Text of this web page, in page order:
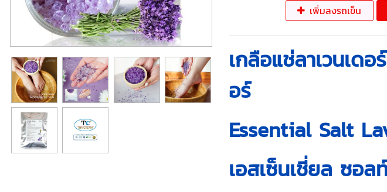
เพิ่มลงรถเข็น
เกลือแช่ลาเวนเด
อร์
Essential Salt
เอสเซ็นเชี่ยล ซอล